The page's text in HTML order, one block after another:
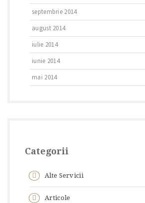
septembrie 2014
august 2014
iulie 2014
iunie 2014
mai 2014
Categorii
Alte Servicii
Articole